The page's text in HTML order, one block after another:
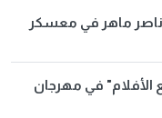
ماهر في معسكر
الأفلام" في مهرجان